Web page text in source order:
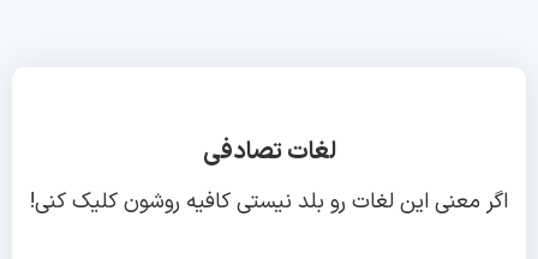
لغات تصادفی
اگر معنی این لغات رو بلد نیستی کافیه روشون کلیک کنی!